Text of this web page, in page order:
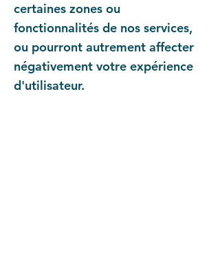
certaines zones ou
fonctionnalités de nos services,
ou pourront autrement affecter
négativement votre expérience
d'utilisateur.